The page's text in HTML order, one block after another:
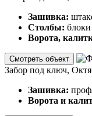
Зашивка:
Столбы:
Ворота,
Смотреть объект
Забор под ключ,
Зашивка:
Ворота и